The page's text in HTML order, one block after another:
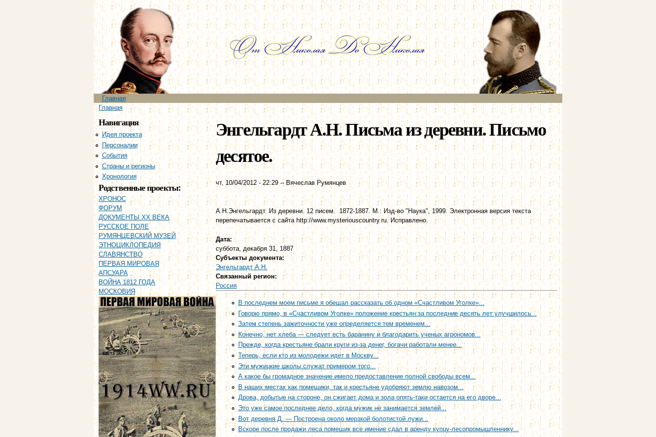
Перейти к
основному
содержанию
Главное меню
Главная
Вы здесь
Главная
Навигация
Идея проекта
Персоналии
События
Страны и регионы
Хронология
Родственные проекты:
ХРОНОС
ФОРУМ
ДОКУМЕНТЫ XX ВЕКА
РУССКОЕ ПОЛЕ
РУМЯНЦЕВСКИЙ МУЗЕЙ
ЭТНОЦИКЛОПЕДИЯ
СЛАВЯНСТВО
ПЕРВАЯ МИРОВАЯ
АПСУАРА
ВОЙНА 1812 ГОДА
МОСКОВИЯ
Энгельгардт А.Н. Письма из деревни. Письмо
десятое.
чт, 10/04/2012 - 22:29 --Вячеслав Румянцев
А.Н.Энгельгардт. Из деревни. 12 писем. 1872-1887. М.: Изд-во "Наука", 1999. Электронная версия текста
перепечатывается с сайта http://www.mysteriouscountry.ru. Исправлено.
Дата:
суббота, декабря 31, 1887
Субъекты документа:
Энгельгардт А.Н.
Связанный регион:
Россия
В последнем моем письме я обещал рассказать об одном «Счастливом Уголке»...
Говорю прямо, в «Счастливом Уголке» положение крестьян за последние десять лет улучшилось...
Затем степень зажиточности уже определяется тем временем...
Конечно, нет хлеба — следует есть баранину и благодарить ученых агрономов...
Прежде, когда крестьяне брали круги из-за денег, богачи работали менее...
Теперь, если кто из молодежи идет в Москву...
Эти мужицкие школы служат примером того...
А какое бы громадное значение имело предоставление полной свободы всем...
В наших местах как помещики, так и крестьяне удобряют землю навозом...
Дрова, добытые на стороне, он сжигает дома и зола опять-таки остается на его дворе...
Это уже самое последнее дело, когда мужик не занимается землей...
Вот деревня Д. — Построена около мерзкой болотистой лужи...
Вскоре после продажи леса помещик все имение сдал в аренду купцу-лесопромышленнику...